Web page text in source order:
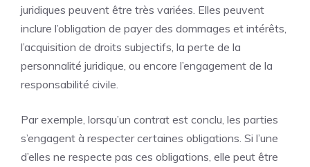
juridiques peuvent être très variées. Elles peuvent
inclure l’obligation de payer des dommages et intérêts,
l’acquisition de droits subjectifs, la perte de la
personnalité juridique, ou encore l’engagement de la
responsabilité civile.
Par exemple, lorsqu’un contrat est conclu, les parties
s’engagent à respecter certaines obligations. Si l’une
d’elles ne respecte pas ces obligations, elle peut être